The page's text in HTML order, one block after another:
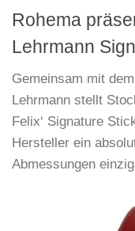
Rohema
Lehrmann
Gemeinsam mit
Lehrmann stellt
Felix‘ Signature
Hersteller ein
Abmessungen